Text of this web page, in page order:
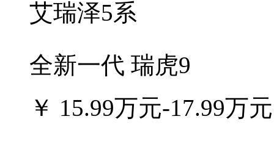
艾瑞泽5系
全新一代 瑞虎9
￥ 15.99万元-17.99万元